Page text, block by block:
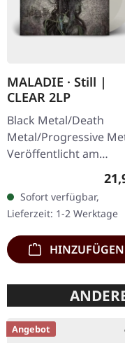
MALADIE · Still |
CLEAR 2LP
Black Metal/Death
Metal/Progressive
Veröffentlicht am
10.04.2015, auf
Transparentes Doppel-
Vinyl im schweren…
Sofort verfügbar,
Lieferzeit: 1-2 Werktage
HINZUFÜGEN
Angebot